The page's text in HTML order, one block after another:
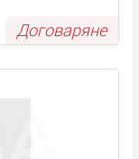
Договаряне